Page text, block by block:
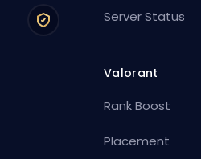
Server Status
Valorant
Rank Boost
Placement